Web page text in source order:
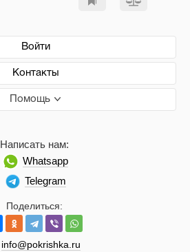
Войти
Контакты
Помощь
Поделиться:
info@pokrishka.ru
Написать нам:
Whatsapp
Telegram